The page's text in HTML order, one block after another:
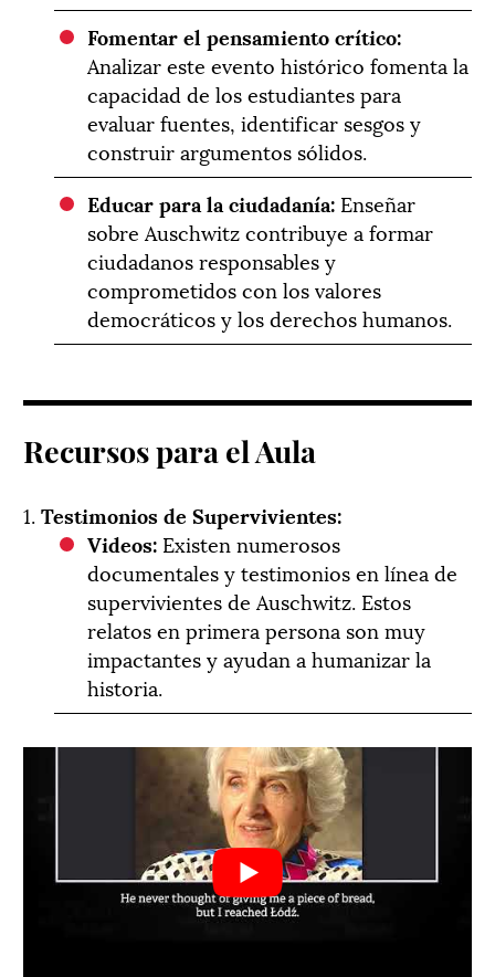
Fomentar el pensamiento crítico:
Analizar este evento histórico fomenta la
capacidad de los estudiantes para
evaluar fuentes, identificar sesgos y
construir argumentos sólidos.
Educar para la ciudadanía: Enseñar
sobre Auschwitz contribuye a formar
ciudadanos responsables y
comprometidos con los valores
democráticos y los derechos humanos.
Recursos para el Aula
1.Testimonios de Supervivientes:
Videos: Existen numerosos
documentales y testimonios en línea de
supervivientes de Auschwitz. Estos
relatos en primera persona son muy
impactantes y ayudan a humanizar la
historia.